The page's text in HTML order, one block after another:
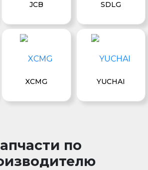
JCB SDLG
XCMG YUCHAI
по